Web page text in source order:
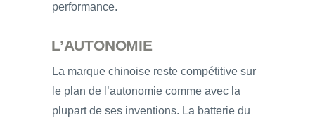
performance.
L’AUTONOMIE
La marque chinoise reste compétitive sur
le plan de l’autonomie comme avec la
plupart de ses inventions. La batterie du